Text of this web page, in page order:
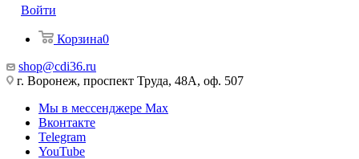
Войти
Корзина0
shop@cdi36.ru
г. Воронеж, проспект Труда, 48А, оф. 507
Мы в мессенджере Max
Вконтакте
Telegram
YouTube